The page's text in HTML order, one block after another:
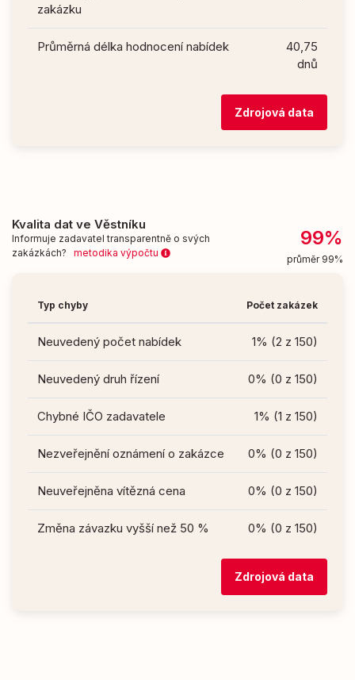
zakázku
Průměrná délka hodnocení nabídek
40,75
dnů
Zdrojová data
Kvalita dat ve Věstníku
Informuje zadavatel transparentně o svých
zakázkách? metodika výpočtu
99%
průměr 99%
Typ chyby Počet zakázek
Neuvedený počet nabídek 1% (2 z 150)
Neuvedený druh řízení 0% (0 z 150)
Chybné IČO zadavatele 1% (1 z 150)
Nezveřejnění oznámení o zakázce 0% (0 z 150)
Neuveřejněna vítězná cena 0% (0 z 150)
Změna závazku vyšší než 50 % 0% (0 z 150)
Zdrojová data